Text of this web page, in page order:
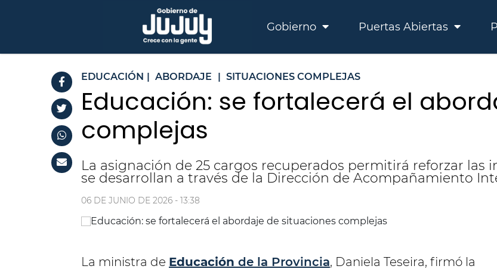
Gobierno Puertas Abiertas
EDUCACIÓN | ABORDAJE | SITUACIONES COMPLEJAS
Educación: se fortalecerá el
complejas
La asignación de 25 cargos recuperados permitirá reforzar
se desarrollan a través de la Dirección de Acompañamiento
06 DE JUNIO DE 2026 - 13:38
La ministra de Educación de la Provincia, Daniela Teseira, firmó la